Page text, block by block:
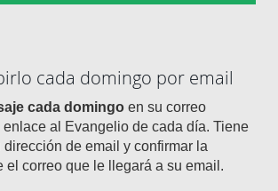
cada domingo por email
cada domingo en su correo
al Evangelio de cada día. Tiene
de email y confirmar la
el correo que le llegará a su email.